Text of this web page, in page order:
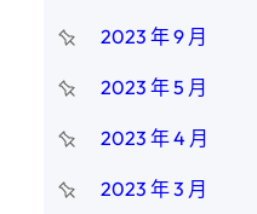
2023 年 9 月
2023 年 5 月
2023 年 4 月
2023 年 3 月